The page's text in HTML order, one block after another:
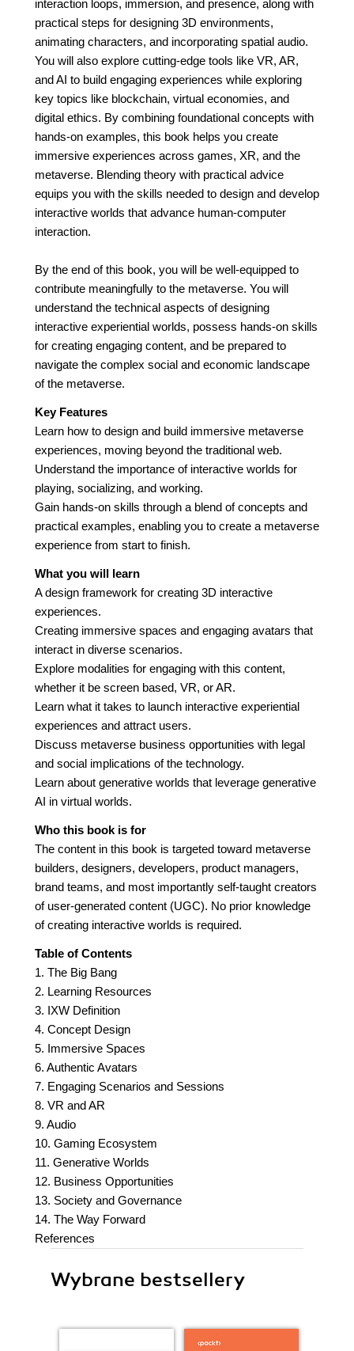
interaction loops, immersion, and presence, along with
practical steps for designing 3D environments,
animating characters, and incorporating spatial audio.
You will also explore cutting-edge tools like VR, AR,
and AI to build engaging experiences while exploring
key topics like blockchain, virtual economies, and
digital ethics. By combining foundational concepts with
hands-on examples, this book helps you create
immersive experiences across games, XR, and the
metaverse. Blending theory with practical advice
equips you with the skills needed to design and develop
interactive worlds that advance human-computer
interaction.
By the end of this book, you will be well-equipped to
contribute meaningfully to the metaverse. You will
understand the technical aspects of designing
interactive experiential worlds, possess hands-on skills
for creating engaging content, and be prepared to
navigate the complex social and economic landscape
of the metaverse.
Key Features
Learn how to design and build immersive metaverse
experiences, moving beyond the traditional web.
Understand the importance of interactive worlds for
playing, socializing, and working.
Gain hands-on skills through a blend of concepts and
practical examples, enabling you to create a metaverse
experience from start to finish.
What you will learn
A design framework for creating 3D interactive
experiences.
Creating immersive spaces and engaging avatars that
interact in diverse scenarios.
Explore modalities for engaging with this content,
whether it be screen based, VR, or AR.
Learn what it takes to launch interactive experiential
experiences and attract users.
Discuss metaverse business opportunities with legal
and social implications of the technology.
Learn about generative worlds that leverage generative
AI in virtual worlds.
Who this book is for
The content in this book is targeted toward metaverse
builders, designers, developers, product managers,
brand teams, and most importantly self-taught creators
of user-generated content (UGC). No prior knowledge
of creating interactive worlds is required.
Table of Contents
1. The Big Bang
2. Learning Resources
3. IXW Definition
4. Concept Design
5. Immersive Spaces
6. Authentic Avatars
7. Engaging Scenarios and Sessions
8. VR and AR
9. Audio
10. Gaming Ecosystem
11. Generative Worlds
12. Business Opportunities
13. Society and Governance
14. The Way Forward
References
Wybrane bestsellery